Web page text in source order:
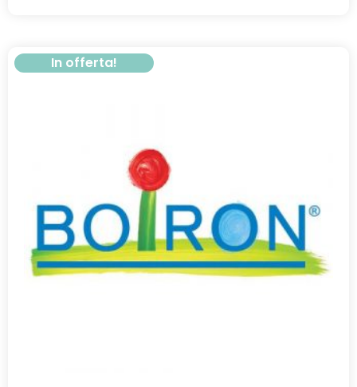
In offerta!